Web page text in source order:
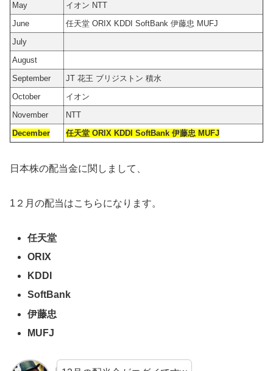
May
イオン NTT
June
任天堂 ORIX KDDI SoftBank 伊藤忠 MUFJ
July
August
September
JT 花王 ブリジストン 積水
October
イオン
November
NTT
December
任天堂 ORIX KDDI SoftBank 伊藤忠 MUFJ
日本株の配当金に関しまして、
1２月の配当はこちらになります。
任天堂
ORIX
KDDI
SoftBank
伊藤忠
MUFJ